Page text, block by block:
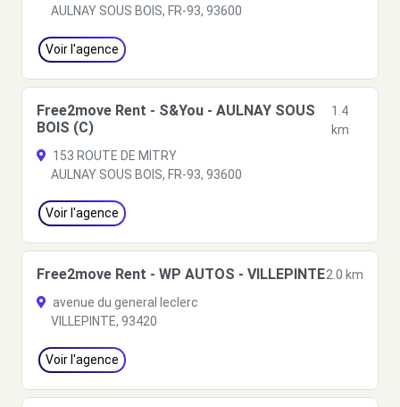
AULNAY SOUS BOIS, FR-93, 93600
Voir l'agence
Free2move Rent - S&You - AULNAY SOUS
BOIS (C)
1.4
km
153 ROUTE DE MITRY
AULNAY SOUS BOIS, FR-93, 93600
Voir l'agence
Free2move Rent - WP AUTOS - VILLEPINTE2.0 km
avenue du general leclerc
VILLEPINTE, 93420
Voir l'agence